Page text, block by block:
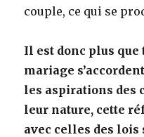
couple, ce qui se
Il est donc plus que
mariage
les aspirations des
leur nature, cette
avec celles des lois